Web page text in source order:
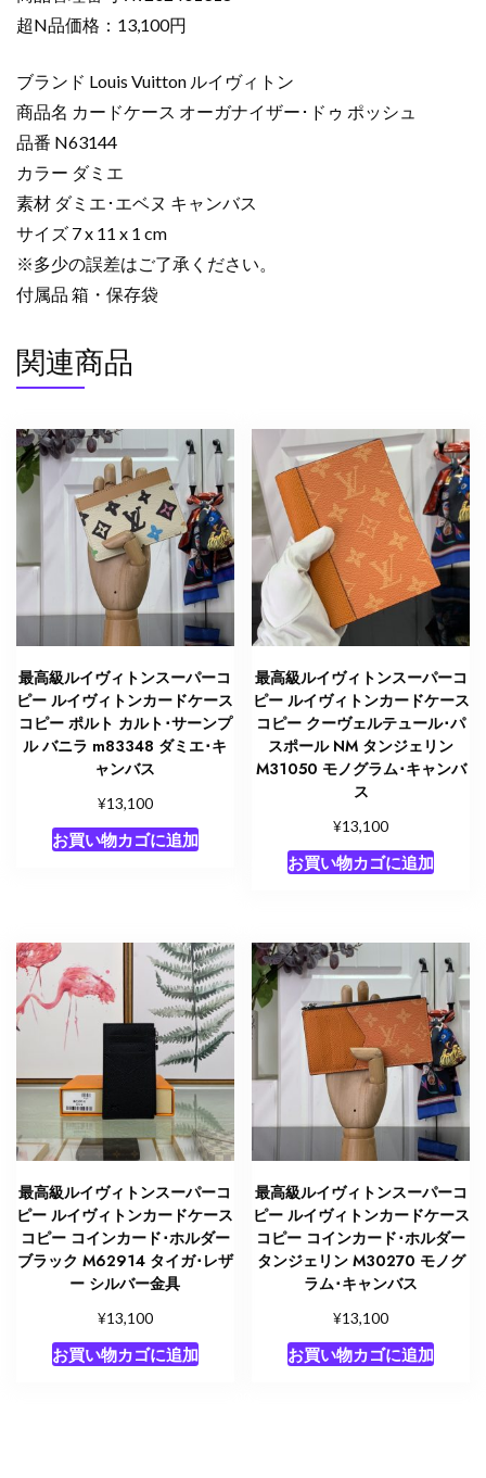
ー
ケ
ー
ス
コ
ピ
ー
カ
ー
ケ
ス
オ
ガ
ナ
イ
ド
ポ
ッ
シ
ュ
ダ
ミ
ヌ
キ
ャ
ン
ス
超N品価格：13,100円
ブランド Louis Vuitton ルイヴィトン
商品名 カードケース オーガナイザー･ドゥ ポッシュ
品番 N63144
カラー ダミエ
素材 ダミエ･エベヌ キャンバス
サイズ 7 x 11 x 1 cm
※多少の誤差はご了承ください。
付属品 箱・保存袋
関連商品
最高級ルイヴィトンスーパーコ
ピー ルイヴィトンカードケース
コピー ポルト カルト･サーンプ
ル バニラ m83348 ダミエ･キ
ャンバス
¥13,100
お買い物カゴに追加
最高級ルイヴィトンスーパーコ
ピー ルイヴィトンカードケース
コピー クーヴェルテュール･パ
スポール NM タンジェリン
M31050 モノグラム･キャンバ
ス
¥13,100
お買い物カゴに追加
最高級ルイヴィトンスーパーコ
ピー ルイヴィトンカードケース
コピー コインカード･ホルダー
ブラック M62914 タイガ･レザ
ー シルバー金具
¥13,100
お買い物カゴに追加
最高級ルイヴィトンスーパーコ
ピー ルイヴィトンカードケース
コピー コインカード･ホルダー
タンジェリン M30270 モノグ
ラム･キャンバス
¥13,100
お買い物カゴに追加